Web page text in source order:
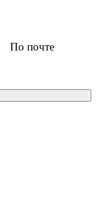
По почте